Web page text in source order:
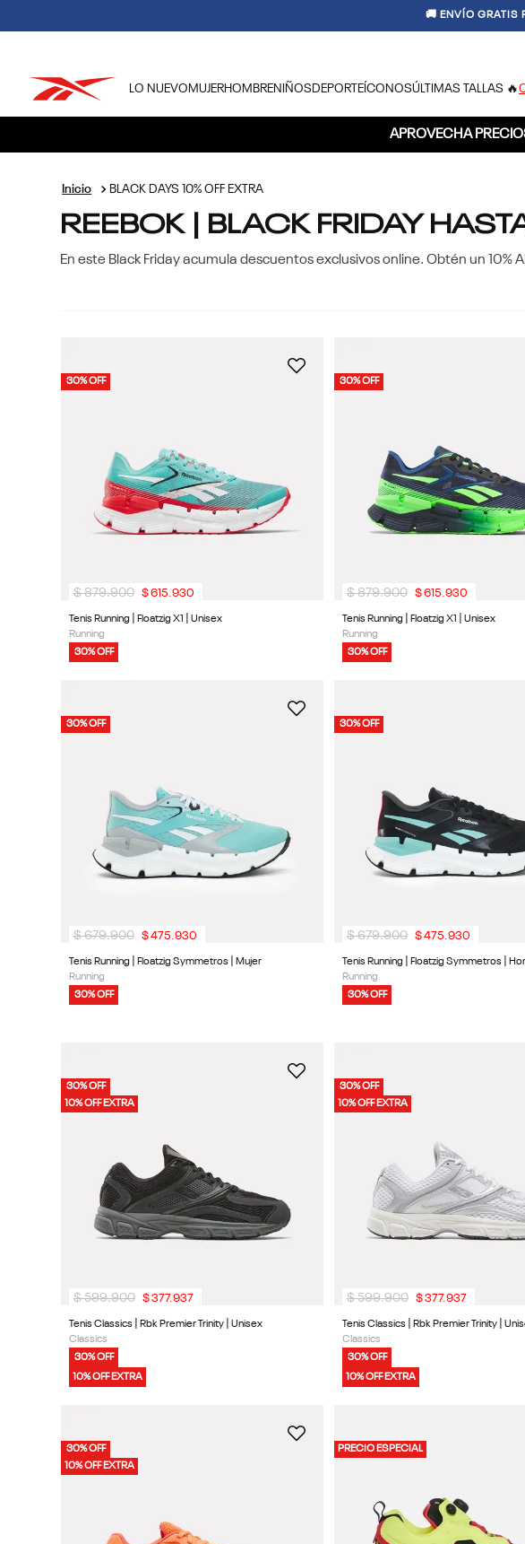
🚚 ENVÍO
LO NUEVO MUJERHOMBRENIÑOSDEPORTE ÍCONOSÚLTIMAS TALLAS 🔥
APROVECHA
BLACK DAYS 10% OFF EXTRA
REEBOK | BLACK FRIDAY
En este Black Friday acumula descuentos exclusivos online. Obtén un 10%
30% OFF
Tenis Running | Floatzig X1 | Unisex
Running
30% OFF
$ 879.900 $615.930
30% OFF
Tenis Running | Floatzig X1 | Unisex
Running
30% OFF
$ 879.900 $615.930
30% OFF
Tenis Running | Floatzig Symmetros | Mujer
Running
30% OFF
$ 679.900 $475.930
30% OFF
Tenis Running | Floatzig Symmetros |
Running
30% OFF
$ 679.900 $475.930
30% OFF
10% OFF EXTRA
Tenis Classics | Rbk Premier Trinity | Unisex
Classics
30% OFF
10% OFF EXTRA
$ 599.900 $377.937
30% OFF
10% OFF EXTRA
Tenis Classics | Rbk Premier Trinity |
Classics
30% OFF
10% OFF EXTRA
$ 599.900 $377.937
30% OFF
10% OFF EXTRA
PRECIO ESPECIAL
1.
tenis hombre
2.
tenis mujer
.
tenis reebok classics